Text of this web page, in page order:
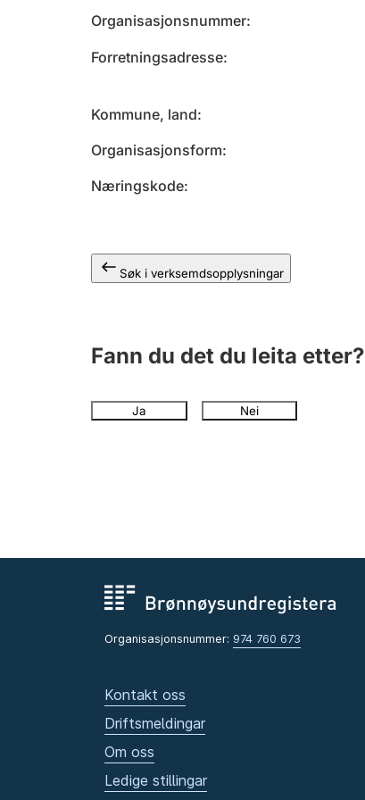
Organisasjonsnummer
Forretningsadresse
Kommune, land
Organisasjonsform
Næringskode
Søk i verksemdsopplysningar
Fann du det du leita etter?
Ja Nei
Organisasjonsnummer: 974 760 673
Kontakt oss
Driftsmeldingar
Om oss
Ledige stillingar